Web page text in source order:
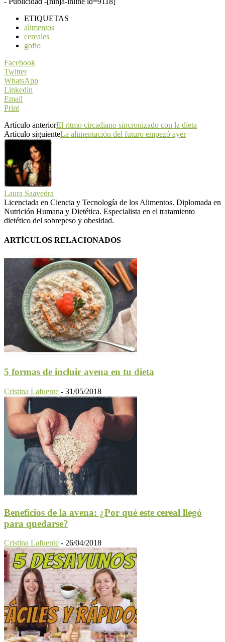
ETIQUETAS
alimentos
cereales
gofio
Facebook
Twitter
WhatsApp
Linkedin
Email
Print
Artículo anteriorEl ritmo circadiano sincronizado con la dieta
Artículo siguienteLa alimentación del futuro empezó ayer
Laura Saavedra
Licenciada en Ciencia y Tecnología de los Alimentos. Diplomada en
Nutrición Humana y Dietética. Especialista en el tratamiento
dietético del sobrepeso y obesidad.
ARTÍCULOS RELACIONADOS
5 formas de incluir avena en tu dieta
Cristina Lafuente - 31/05/2018
Beneficios de la avena: ¿Por qué este cereal llegó
para quedarse?
Cristina Lafuente - 26/04/2018